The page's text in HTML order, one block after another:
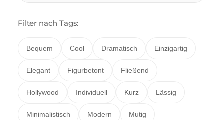
Filter nach Tags:
Bequem Cool Dramatisch Einzigartig
Elegant Figurbetont Fließend
Hollywood Individuell Kurz Lässig
Minimalistisch Modern Mutig